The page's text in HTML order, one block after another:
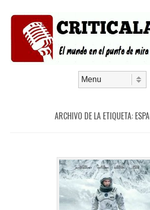
ARCHIVO DE LA ETIQUETA: